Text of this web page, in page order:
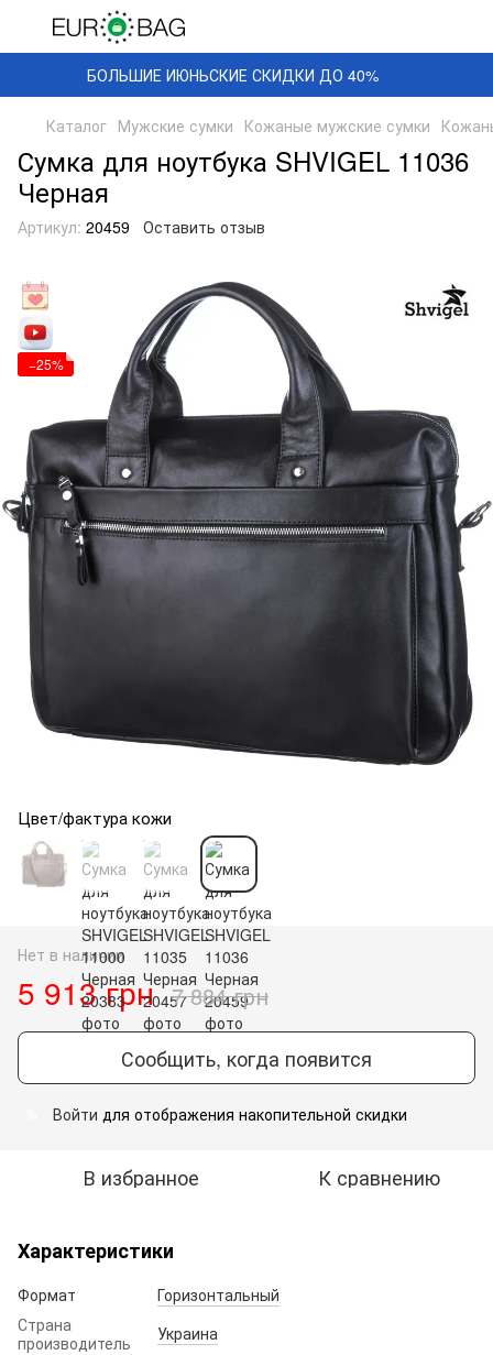
БОЛЬШИЕ ИЮНЬСКИЕ СКИДКИ ДО 40%
Каталог Мужские сумки Кожаные мужские сумки
Сумка для ноутбука SHVIGEL 11036
Черная
Артикул: 20459 Оставить отзыв
−25%
Цвет/фактура кожи
Нет в наличии
5 913 грн 7 884 грн
Сообщить, когда появится
Войти для отображения накопительной скидки
В избранное К сравнению
Характеристики
Формат
Горизонтальный
Страна
производитель
Украина